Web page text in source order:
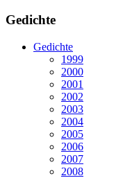
Gedichte
Gedichte
1999
2000
2001
2002
2003
2004
2005
2006
2007
2008